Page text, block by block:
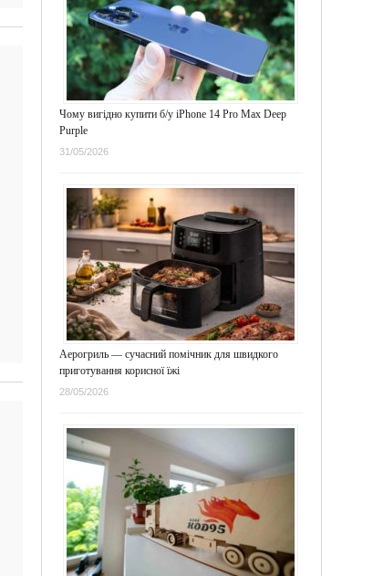
Чому вигідно купити б/у iPhone 14 Pro Max Deep
Purple
31/05/2026
Аерогриль — сучасний помічник для швидкого
приготування корисної їжі
28/05/2026